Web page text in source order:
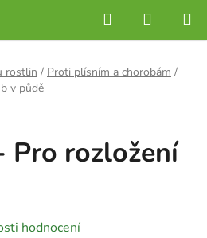
Hledat
KOŠÍK
rostlin / Proti plísním a chorobám /
v půdě
Pro rozložení
hodnocení